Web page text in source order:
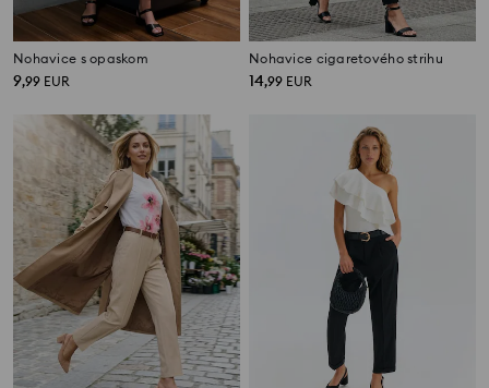
Nohavice s opaskom
9,99 EUR
Nohavice cigaretového strihu
14,99 EUR